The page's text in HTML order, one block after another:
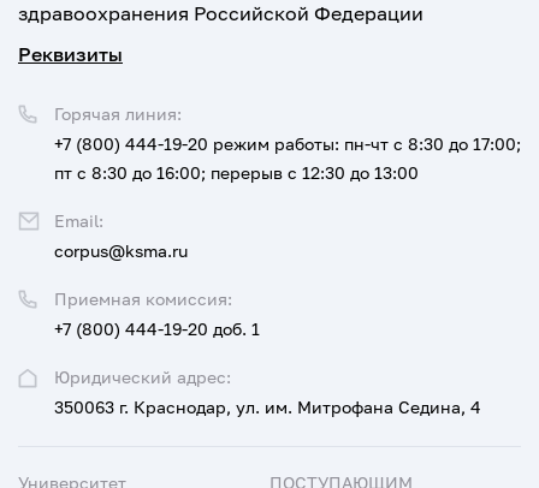
здравоохранения Российской Федерации
Реквизиты
Юридический адрес:
350063 г. Краснодар, ул. им. Митрофана Седина, 4
Приемная комиссия:
+7 (800) 444-19-20 доб. 1
Горячая линия:
+7 (800) 444-19-20 режим работы: пн-чт с 8:30 до 17:00;
пт с 8:30 до 16:00; перерыв с 12:30 до 13:00
Email:
corpus@ksma.ru
Университет ПОСТУПАЮЩИМ